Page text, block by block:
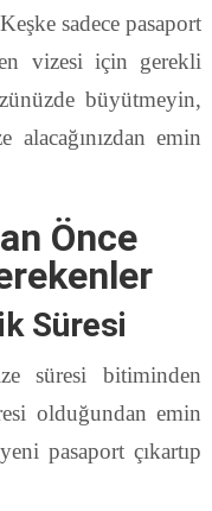
sadece pasaport
vizesi için gerekli
büyütmeyin,
alacağınızdan emin
Önce
Süresi
süresi bitiminden
olduğundan emin
pasaport çıkartıp